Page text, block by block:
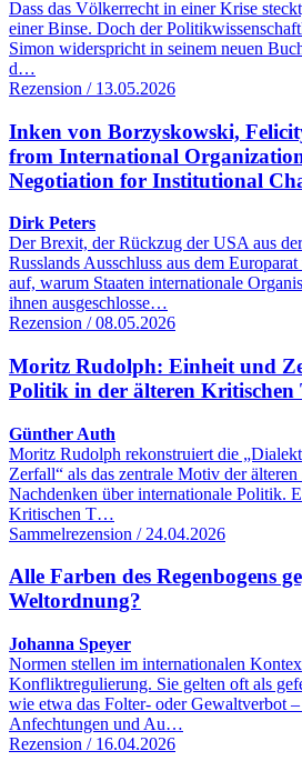
Dass das Völkerrecht in einer Krise
einer Binse. Doch der
Simon widerspricht in seinem neuen
d…
Rezension / 13.05.2026
Inken von Borzyskowski,
from International
Negotiation for Institutional
Dirk Peters
Der Brexit, der Rückzug der USA aus
Russlands Ausschluss aus dem
auf, warum Staaten internationale
ihnen ausgeschlosse…
Rezension / 08.05.2026
Moritz Rudolph: Einheit und
Politik in der älteren Kritischen
Günther Auth
Moritz Rudolph rekonstruiert die
Zerfall“ als das zentrale Motiv der
Nachdenken über internationale Politik.
Kritischen T…
Sammelrezension / 24.04.2026
Alle Farben des Regenbogens
Weltordnung?
Johanna Speyer
Normen stellen im internationalen
Konfliktregulierung. Sie gelten oft als
wie etwa das Folter- oder Gewaltverbot
Anfechtungen und Au…
Rezension / 16.04.2026